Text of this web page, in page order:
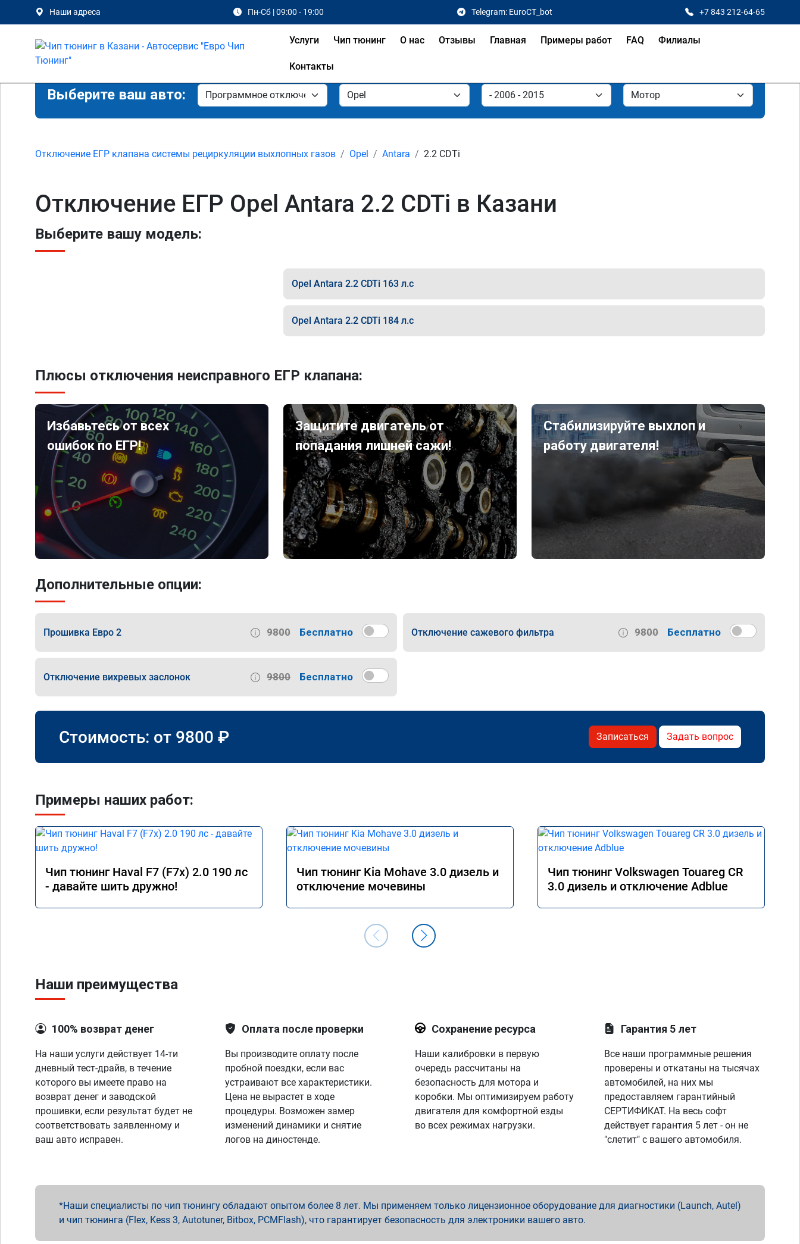
Наши адреса Пн-Сб | 09:00 - 19:00 Telegram: EuroCT_bot +7 843 212-64-65
Услуги Чип тюнинг О нас Отзывы Главная Примеры работ FAQ Филиалы
Контакты
Выберите ваш авто:
Отключение ЕГР клапана системы рециркуляции выхлопных газов Opel Antara 2.2 CDTi
Отключение ЕГР Opel Antara 2.2 CDTi в Казани
Выберите вашу модель:
Opel Antara 2.2 CDTi 163 л.с
Opel Antara 2.2 CDTi 184 л.с
Плюсы отключения неисправного ЕГР клапана:
Избавьтесь от всех
ошибок по ЕГР!
Защитите двигатель от
попадания лишней сажи!
Стабилизируйте выхлоп и
работу двигателя!
Дополнительные опции:
Прошивка Евро 2 9800 Бесплатно Отключение сажевого фильтра 9800 Бесплатно
Отключение вихревых заслонок 9800 Бесплатно
Стоимость: от 9800 ₽ Записаться Задать вопрос
Примеры наших работ:
Чип тюнинг Haval F7 (F7x) 2.0 190 лс
- давайте шить дружно!
Чип тюнинг Kia Mohave 3.0 дизель и
отключение мочевины
Чип тюнинг Volkswagen Touareg CR
3.0 дизель и отключение Adblue
Наши преимущества
100% возврат денег
На наши услуги действует 14-ти
дневный тест-драйв, в течение
которого вы имеете право на
возврат денег и заводской
прошивки, если результат будет не
соответствовать заявленному и
ваш авто исправен.
Оплата после проверки
Вы производите оплату после
пробной поездки, если вас
устраивают все характеристики.
Цена не вырастет в ходе
процедуры. Возможен замер
изменений динамики и снятие
логов на диностенде.
Сохранение ресурса
Наши калибровки в первую
очередь рассчитаны на
безопасность для мотора и
коробки. Мы оптимизируем работу
двигателя для комфортной езды
во всех режимах нагрузки.
Гарантия 5 лет
Все наши программные решения
проверены и откатаны на тысячах
автомобилей, на них мы
предоставляем гарантийный
СЕРТИФИКАТ. На весь софт
действует гарантия 5 лет - он не
"слетит" с вашего автомобиля.
Наши специалисты по чип тюнингу обладают опытом более 8 лет. Мы применяем только лицензионное оборудование для диагностики (Launch, Autel)
и чип тюнинга (Flex, Kess 3, Autotuner, Bitbox, PCMFlash), что гарантирует безопасность для электроники вашего авто.